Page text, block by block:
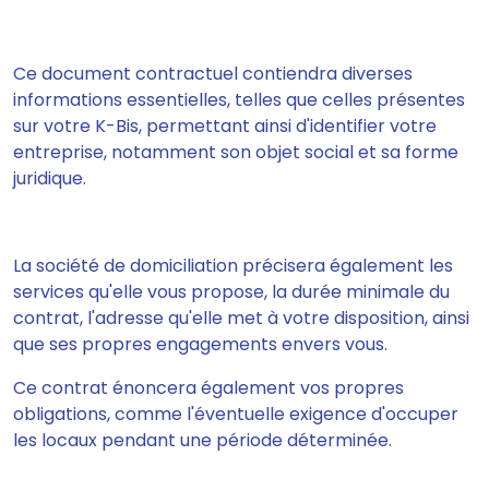
Ce document contractuel contiendra diverses
informations essentielles, telles que celles présentes
sur votre K-Bis, permettant ainsi d'identifier votre
entreprise, notamment son objet social et sa forme
juridique.
La société de domiciliation précisera également les
services qu'elle vous propose, la durée minimale du
contrat, l'adresse qu'elle met à votre disposition, ainsi
que ses propres engagements envers vous.
Ce contrat énoncera également vos propres
obligations, comme l'éventuelle exigence d'occuper
les locaux pendant une période déterminée.